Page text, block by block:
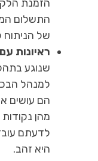
הזמנת
התשלום
של הניתוח
ראיונות
שנוגע
למנהל
הם עושים
מהן
לדעתם
היא זהב.